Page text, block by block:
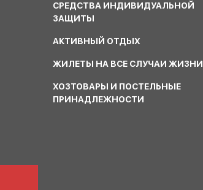
СРЕДСТВА ИНДИВИДУАЛЬНОЙ
ЗАЩИТЫ
АКТИВНЫЙ ОТДЫХ
ЖИЛЕТЫ НА ВСЕ СЛУЧАИ ЖИЗНИ
ХОЗТОВАРЫ И ПОСТЕЛЬНЫЕ
ПРИНАДЛЕЖНОСТИ